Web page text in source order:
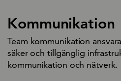
Kommunikation
Team kommunikation
säker och tillgänglig
kommunikation och nätverk.